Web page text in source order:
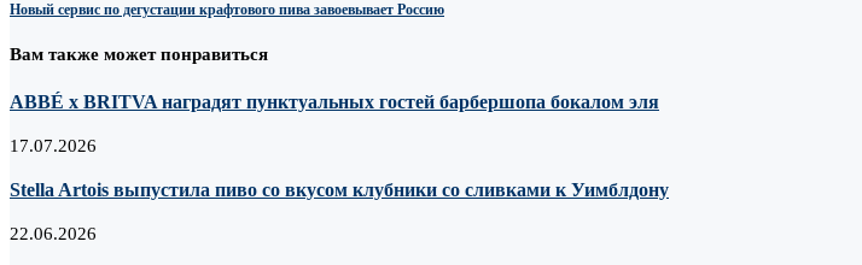
Новый сервис по дегустации крафтового пива завоевывает Россию
Вам также может понравиться
ABBÉ х BRITVA наградят пунктуальных гостей барбершопа бокалом эля
17.07.2026
Stella Artois выпустила пиво со вкусом клубники со сливками к Уимблдону
22.06.2026